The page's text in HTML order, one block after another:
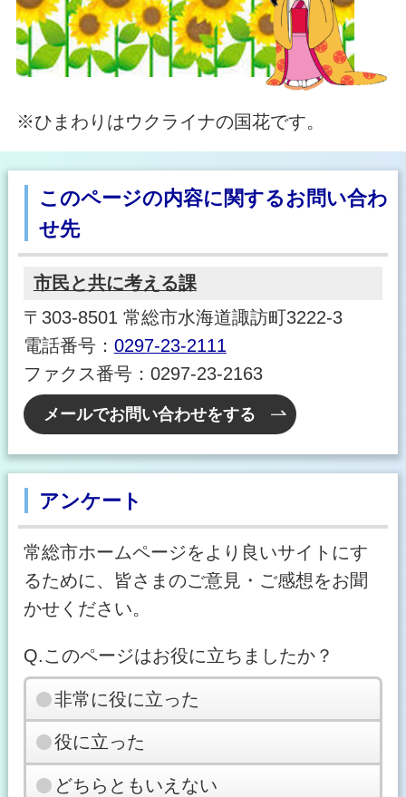
※ひまわりはウクライナの国花です。
このページの内容に関するお問い合わ
せ先
市民と共に考える課
〒303-8501 常総市水海道諏訪町3222-3
電話番号： 0297-23-2111
ファクス番号：0297-23-2163
メールでお問い合わせをする
アンケート
常総市ホームページをより良いサイトにす
るために、皆さまのご意見・ご感想をお聞
かせください。
Q.このページはお役に立ちましたか？
非常に役に立った
役に立った
どちらともいえない